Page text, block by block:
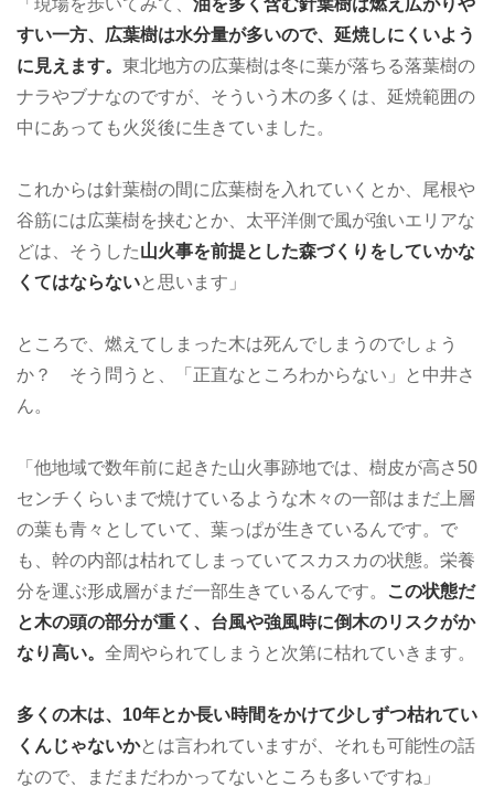
すい一方、広葉樹は水分量が多いので、延焼しにくいよう
に見えます。 東北地方の広葉樹は冬に葉が落ちる落葉樹の
ナラやブナなのですが、そういう木の多くは、延焼範囲の
中にあっても火災後に生きていました。
これからは針葉樹の間に広葉樹を入れていくとか、尾根や
谷筋には広葉樹を挟むとか、太平洋側で風が強いエリアな
どは、そうした山火事を前提とした森づくりをしていかな
くてはならないと思います」
ところで、燃えてしまった木は死んでしまうのでしょう
か？ そう問うと、「正直なところわからない」と中井さ
ん。
「他地域で数年前に起きた山火事跡地では、樹皮が高さ50
センチくらいまで焼けているような木々の一部はまだ上層
の葉も青々としていて、葉っぱが生きているんです。で
も、幹の内部は枯れてしまっていてスカスカの状態。栄養
分を運ぶ形成層がまだ一部生きているんです。
この状態だ
と木の頭の部分が重く、台風や強風時に倒木のリスクがか
なり高い。 全周やられてしまうと次第に枯れていきます。
多くの木は、10年とか長い時間をかけて少しずつ枯れてい
くんじゃないかとは言われていますが、それも可能性の話
なので、まだまだわかってないところも多いですね」